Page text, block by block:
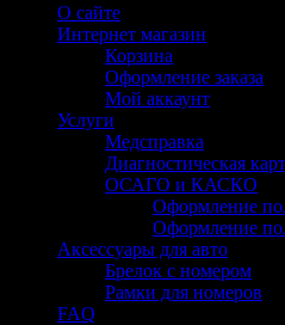
О сайте
Интернет магазин
Корзина
Оформление заказа
Мой аккаунт
Услуги
Медсправка
Диагностическая
ОСАГО и КАСКО
Оформление
Оформление
Аксессуары для авто
Брелок с номером
Рамки для номеров
FAQ